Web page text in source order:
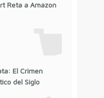
Reta a Amazon
El Crimen
del Siglo